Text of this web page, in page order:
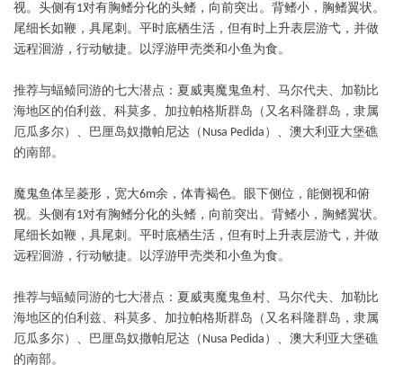
视。头侧有1对有胸鳍分化的头鳍，向前突出。背鳍小，胸鳍翼状。
尾细长如鞭，具尾刺。平时底栖生活，但有时上升表层游弋，并做
远程洄游，行动敏捷。以浮游甲壳类和小鱼为食。
推荐与蝠鲼同游的七大潜点：夏威夷魔鬼鱼村、马尔代夫、加勒比
海地区的伯利兹、科莫多、加拉帕格斯群岛（又名科隆群岛，隶属
厄瓜多尔）、巴厘岛奴撒帕尼达（ Nusa Pedida ）、澳大利亚大堡礁
的南部。
魔鬼鱼体呈菱形，宽大6m余，体青褐色。眼下侧位，能侧视和俯
视。头侧有1对有胸鳍分化的头鳍，向前突出。背鳍小，胸鳍翼状。
尾细长如鞭，具尾刺。平时底栖生活，但有时上升表层游弋，并做
远程洄游，行动敏捷。以浮游甲壳类和小鱼为食。
推荐与蝠鲼同游的七大潜点：夏威夷魔鬼鱼村、马尔代夫、加勒比
海地区的伯利兹、科莫多、加拉帕格斯群岛（又名科隆群岛，隶属
厄瓜多尔）、巴厘岛奴撒帕尼达（ Nusa Pedida ）、澳大利亚大堡礁
的南部。